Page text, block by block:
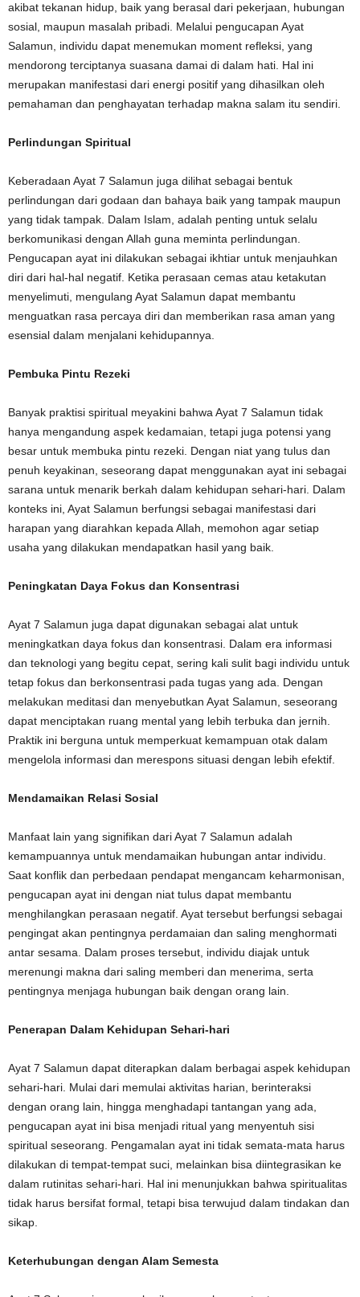
akibat tekanan hidup, baik yang berasal dari pekerjaan, hubungan
sosial, maupun masalah pribadi. Melalui pengucapan Ayat
Salamun, individu dapat menemukan moment refleksi, yang
mendorong terciptanya suasana damai di dalam hati. Hal ini
merupakan manifestasi dari energi positif yang dihasilkan oleh
pemahaman dan penghayatan terhadap makna salam itu sendiri.
Perlindungan Spiritual
Keberadaan Ayat 7 Salamun juga dilihat sebagai bentuk
perlindungan dari godaan dan bahaya baik yang tampak maupun
yang tidak tampak. Dalam Islam, adalah penting untuk selalu
berkomunikasi dengan Allah guna meminta perlindungan.
Pengucapan ayat ini dilakukan sebagai ikhtiar untuk menjauhkan
diri dari hal-hal negatif. Ketika perasaan cemas atau ketakutan
menyelimuti, mengulang Ayat Salamun dapat membantu
menguatkan rasa percaya diri dan memberikan rasa aman yang
esensial dalam menjalani kehidupannya.
Pembuka Pintu Rezeki
Banyak praktisi spiritual meyakini bahwa Ayat 7 Salamun tidak
hanya mengandung aspek kedamaian, tetapi juga potensi yang
besar untuk membuka pintu rezeki. Dengan niat yang tulus dan
penuh keyakinan, seseorang dapat menggunakan ayat ini sebagai
sarana untuk menarik berkah dalam kehidupan sehari-hari. Dalam
konteks ini, Ayat Salamun berfungsi sebagai manifestasi dari
harapan yang diarahkan kepada Allah, memohon agar setiap
usaha yang dilakukan mendapatkan hasil yang baik.
Peningkatan Daya Fokus dan Konsentrasi
Ayat 7 Salamun juga dapat digunakan sebagai alat untuk
meningkatkan daya fokus dan konsentrasi. Dalam era informasi
dan teknologi yang begitu cepat, sering kali sulit bagi individu untuk
tetap fokus dan berkonsentrasi pada tugas yang ada. Dengan
melakukan meditasi dan menyebutkan Ayat Salamun, seseorang
dapat menciptakan ruang mental yang lebih terbuka dan jernih.
Praktik ini berguna untuk memperkuat kemampuan otak dalam
mengelola informasi dan merespons situasi dengan lebih efektif.
Mendamaikan Relasi Sosial
Manfaat lain yang signifikan dari Ayat 7 Salamun adalah
kemampuannya untuk mendamaikan hubungan antar individu.
Saat konflik dan perbedaan pendapat mengancam keharmonisan,
pengucapan ayat ini dengan niat tulus dapat membantu
menghilangkan perasaan negatif. Ayat tersebut berfungsi sebagai
pengingat akan pentingnya perdamaian dan saling menghormati
antar sesama. Dalam proses tersebut, individu diajak untuk
merenungi makna dari saling memberi dan menerima, serta
pentingnya menjaga hubungan baik dengan orang lain.
Penerapan Dalam Kehidupan Sehari-hari
Ayat 7 Salamun dapat diterapkan dalam berbagai aspek kehidupan
sehari-hari. Mulai dari memulai aktivitas harian, berinteraksi
dengan orang lain, hingga menghadapi tantangan yang ada,
pengucapan ayat ini bisa menjadi ritual yang menyentuh sisi
spiritual seseorang. Pengamalan ayat ini tidak semata-mata harus
dilakukan di tempat-tempat suci, melainkan bisa diintegrasikan ke
dalam rutinitas sehari-hari. Hal ini menunjukkan bahwa spiritualitas
tidak harus bersifat formal, tetapi bisa terwujud dalam tindakan dan
sikap.
Keterhubungan dengan Alam Semesta